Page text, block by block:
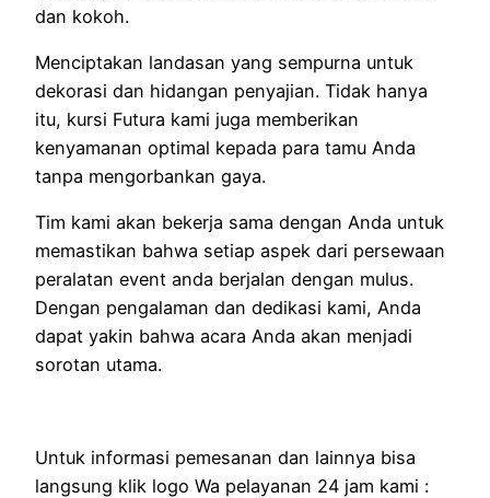
dan kokoh.
Menciptakan landasan yang sempurna untuk
dekorasi dan hidangan penyajian. Tidak hanya
itu, kursi Futura kami juga memberikan
kenyamanan optimal kepada para tamu Anda
tanpa mengorbankan gaya.
Tim kami akan bekerja sama dengan Anda untuk
memastikan bahwa setiap aspek dari persewaan
peralatan event anda berjalan dengan mulus.
Dengan pengalaman dan dedikasi kami, Anda
dapat yakin bahwa acara Anda akan menjadi
sorotan utama.
Untuk informasi pemesanan dan lainnya bisa
langsung klik logo Wa pelayanan 24 jam kami :